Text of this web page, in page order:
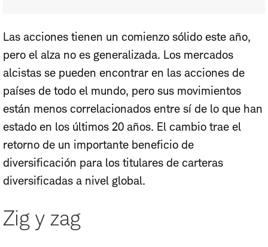
Las acciones tienen un comienzo sólido este año,
pero el alza no es generalizada. Los mercados
alcistas se pueden encontrar en las acciones de
países de todo el mundo, pero sus movimientos
están menos correlacionados entre sí de lo que han
estado en los últimos 20 años. El cambio trae el
retorno de un importante beneficio de
diversificación para los titulares de carteras
diversificadas a nivel global.
Zig y zag